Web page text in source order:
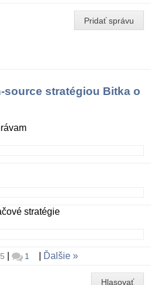
Pridať správu
source stratégiou Bitka o
stratégie
1 Ďalšie
Hlasovať